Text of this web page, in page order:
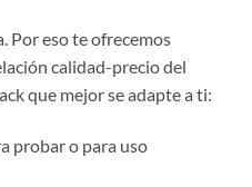
Por eso te ofrecemos
calidad-precio del
que mejor se adapte a ti:
probar o para uso